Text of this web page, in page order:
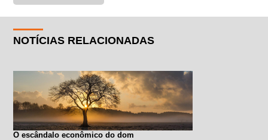
NOTÍCIAS RELACIONADAS
O escândalo econômico do dom